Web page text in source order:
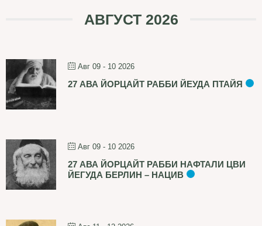
АВГУСТ 2026
Авг 09 - 10 2026
27 АВА ЙОРЦАЙТ РАББИ ЙЕУДА ПТАЙЯ
Авг 09 - 10 2026
27 АВА ЙОРЦАЙТ РАББИ НАФТАЛИ ЦВИ
ЙЕГУДА БЕРЛИН – НАЦИВ